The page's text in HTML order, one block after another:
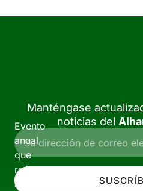
Evento
anual
que
reúne
a
Manténgase
noticias del